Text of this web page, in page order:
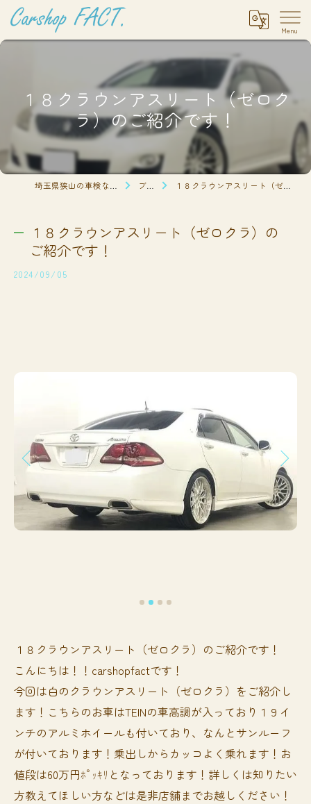
１８クラウンアスリート（ゼロク
ラ）のご紹介です！
ブログ １８クラウンアスリート（ゼロクラ）のご紹介です！
１８クラウンアスリート（ゼロクラ）の
ご紹介です！
2024/09/05
１８クラウンアスリート（ゼロクラ）のご紹介です！
こんにちは！！carshopfactです！
今回は白のクラウンアスリート（ゼロクラ）をご紹介し
ます！こちらのお車はTEINの車高調が入っており１９イ
ンチのアルミホイールも付いており、なんとサンルーフ
が付いております！乗出しからカッコよく乗れます！お
値段は60万円ﾎﾟｯｷﾘとなっております！詳しくは知りたい
方教えてほしい方などは是非店舗までお越しください！